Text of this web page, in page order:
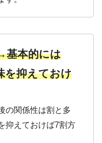
本的には
抑えておけ
の関係性は割と多
えておけば7割方